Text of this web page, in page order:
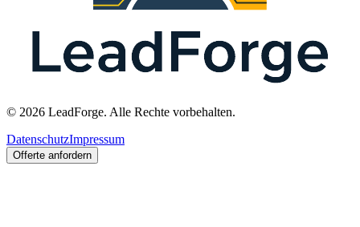
© 2026 LeadForge. Alle Rechte vorbehalten.
DatenschutzImpressum
Offerte anfordern